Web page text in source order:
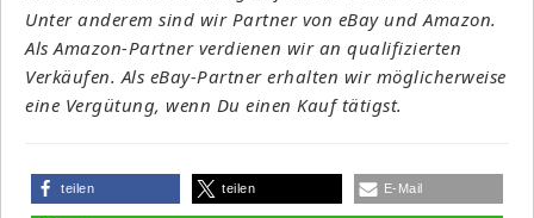
Unter anderem sind wir Partner von eBay und Amazon.
Als Amazon-Partner verdienen wir an qualifizierten
Verkäufen. Als eBay-Partner erhalten wir möglicherweise
eine Vergütung, wenn Du einen Kauf tätigst.
teilen teilen E-Mail